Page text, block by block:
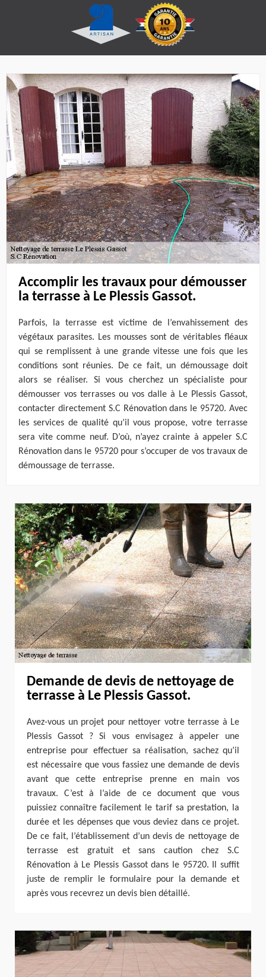
Accomplir les travaux pour démousser
la terrasse à Le Plessis Gassot.
Parfois, la terrasse est victime de l’envahissement des
végétaux parasites. Les mousses sont de véritables fléaux
qui se remplissent à une grande vitesse une fois que les
conditions sont réunies. De ce fait, un démoussage doit
alors se réaliser. Si vous cherchez un spécialiste pour
démousser vos terrasses ou vos dalle à Le Plessis Gassot,
contacter directement S.C Rénovation dans le 95720. Avec
les services de qualité qu’il vous propose, votre terrasse
sera vite comme neuf. D’où, n’ayez crainte à appeler S.C
Rénovation dans le 95720 pour s’occuper de vos travaux de
démoussage de terrasse.
Demande de devis de nettoyage de
terrasse à Le Plessis Gassot.
Avez-vous un projet pour nettoyer votre terrasse à Le
Plessis Gassot ? Si vous envisagez à appeler une
entreprise pour effectuer sa réalisation, sachez qu’il
est nécessaire que vous fassiez une demande de devis
avant que cette entreprise prenne en main vos
travaux. C’est à l’aide de ce document que vous
puissiez connaître facilement le tarif sa prestation, la
durée et les dépenses que vous deviez dans ce projet.
De ce fait, l’établissement d’un devis de nettoyage de
terrasse est gratuit et sans caution chez S.C
Rénovation à Le Plessis Gassot dans le 95720. Il suffit
juste de remplir le formulaire pour la demande et
après vous recevrez un devis bien détaillé.